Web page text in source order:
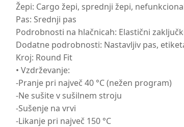
Žepi: Cargo žepi, sprednji žepi,
Pas: Srednji pas
Podrobnosti na hlačnicah: Elastični
Dodatne podrobnosti: Nastavljiv pas,
Kroj: Round Fit
• Vzdrževanje:
-Pranje pri največ 40 °C (nežen program)
-Ne sušite v sušilnem stroju
-Sušenje na vrvi
-Likanje pri največ 150 °C